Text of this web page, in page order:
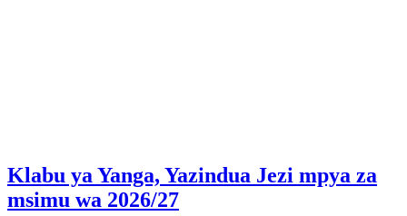
Klabu ya Yanga, Yazindua Jezi mpya za
msimu wa 2026/27